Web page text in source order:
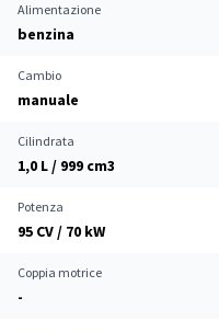
Alimentazione
benzina
Cambio
manuale
Cilindrata
1,0 L / 999 cm3
Potenza
95 CV / 70 kW
Coppia motrice
-